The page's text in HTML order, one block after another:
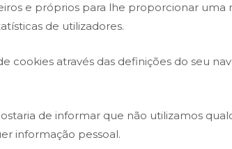
e próprios para lhe proporcionar
de utilizadores.
cookies através das definições do seu
de informar que não utilizamos
informação pessoal.